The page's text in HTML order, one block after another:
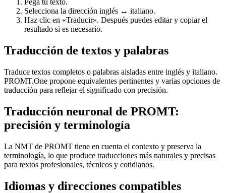
Pega tu texto.
Selecciona la dirección inglés ↔ italiano.
Haz clic en «Traducir». Después puedes editar y copiar el
resultado si es necesario.
Traducción de textos y palabras
Traduce textos completos o palabras aisladas entre inglés y italiano.
PROMT.One propone equivalentes pertinentes y varias opciones de
traducción para reflejar el significado con precisión.
Traducción neuronal de PROMT:
precisión y terminología
La NMT de PROMT tiene en cuenta el contexto y preserva la
terminología, lo que produce traducciones más naturales y precisas
para textos profesionales, técnicos y cotidianos.
Idiomas y direcciones compatibles